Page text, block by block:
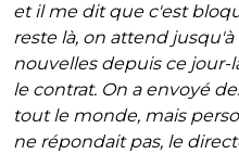
et il me dit que c'est
reste là, on attend jusqu'à
nouvelles depuis ce jour-
le contrat. On a envoyé
tout le monde, mais
ne répondait pas, le